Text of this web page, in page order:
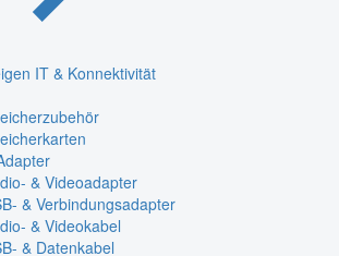
IT & Konnektivität
& Videoadapter
& Verbindungsadapter
& Videokabel
& Datenkabel